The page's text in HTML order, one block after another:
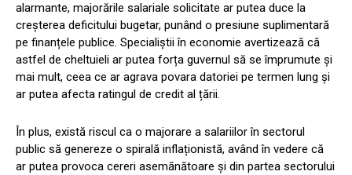
alarmante, majorările salariale solicitate ar putea duce la
creșterea deficitului bugetar, punând o presiune suplimentară
pe finanțele publice. Specialiștii în economie avertizează că
astfel de cheltuieli ar putea forța guvernul să se împrumute și
mai mult, ceea ce ar agrava povara datoriei pe termen lung și
ar putea afecta ratingul de credit al țării.
În plus, există riscul ca o majorare a salariilor în sectorul
public să genereze o spirală inflaționistă, având în vedere că
ar putea provoca cereri asemănătoare și din partea sectorului